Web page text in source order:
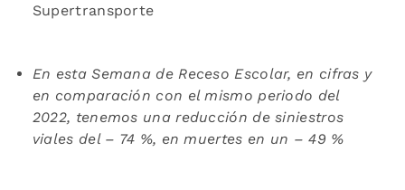
Supertransporte
En esta Semana de Receso Escolar, en cifras y
en comparación con el mismo periodo del
2022, tenemos una reducción de siniestros
viales del – 74 %, en muertes en un – 49 %